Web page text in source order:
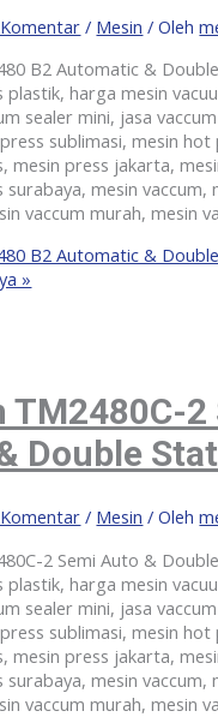
/ Mesin / Oleh
B2 Automatic &
plastik, harga mesin
sealer mini, jasa
sublimasi, mesin hot
mesin press jakarta,
surabaya, mesin vaccum,
vaccum murah, mesin
B2 Automatic &
»
TM2480C-2
Double
/ Mesin / Oleh
2 Semi Auto &
plastik, harga mesin
sealer mini, jasa
sublimasi, mesin hot
mesin press jakarta,
surabaya, mesin vaccum,
vaccum murah, mesin